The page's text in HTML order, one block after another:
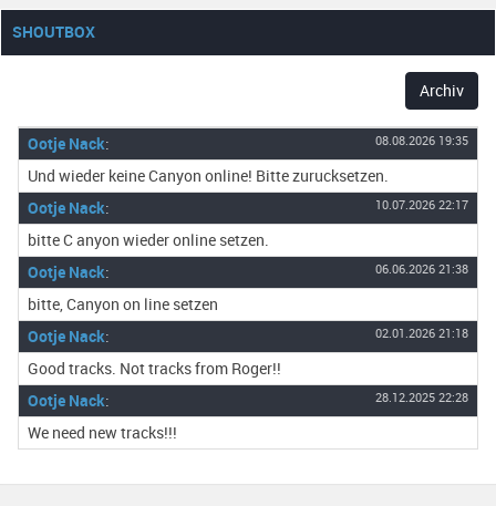
SHOUTBOX
Archiv
Ootje Nack: 08.08.2026 19:35
Und wieder keine Canyon online! Bitte zurucksetzen.
Ootje Nack: 10.07.2026 22:17
bitte C anyon wieder online setzen.
Ootje Nack: 06.06.2026 21:38
bitte, Canyon on line setzen
Ootje Nack: 02.01.2026 21:18
Good tracks. Not tracks from Roger!!
Ootje Nack: 28.12.2025 22:28
We need new tracks!!!